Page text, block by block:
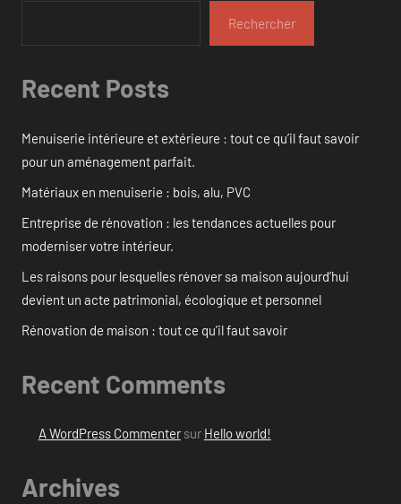
Rechercher
Recent Posts
Menuiserie intérieure et extérieure : tout ce qu’il faut savoir
pour un aménagement parfait.
Matériaux en menuiserie : bois, alu, PVC
Entreprise de rénovation : les tendances actuelles pour
moderniser votre intérieur.
Les raisons pour lesquelles rénover sa maison aujourd’hui
devient un acte patrimonial, écologique et personnel
Rénovation de maison : tout ce qu’il faut savoir
Recent Comments
A WordPress Commentersur Hello world!
Archives